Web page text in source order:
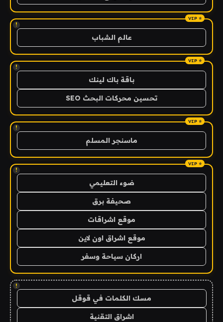
!
عالم الشباب
!
باقة باك لينك
تحسين محركات البحث SEO
!
ماسنجر المسلم
!
ضوء التعليمي
صحيفة برق
موقع اشراقات
موقع اشراق اون لاين
اركان سياحة وسفر
!
مسك الكلمات في قوقل
اشراق التقنية